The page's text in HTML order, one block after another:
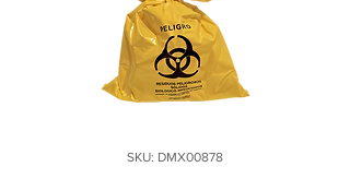
SKU: DMX00878